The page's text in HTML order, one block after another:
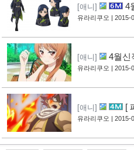
[애니]
4
PV 영상 공개
유라리쿠오 | 2015-
[애니]
4월신
개 [47]
유라리쿠오 | 2015-
[애니]
[
영상 공개 (
유라리쿠오 | 2015-